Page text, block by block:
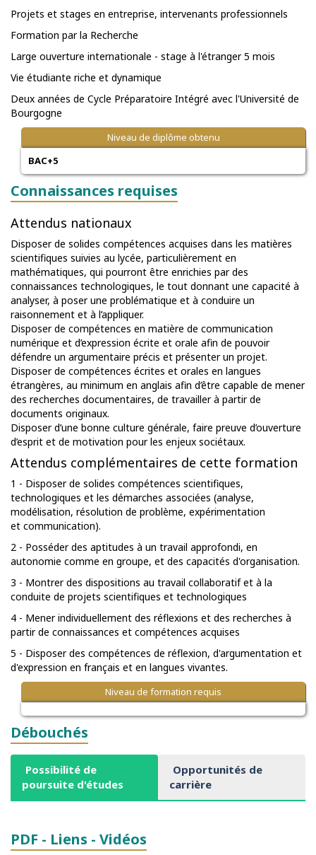
Projets et stages en entreprise, intervenants professionnels
Formation par la Recherche
Large ouverture internationale - stage à l'étranger 5 mois
Vie étudiante riche et dynamique
Deux années de Cycle Préparatoire Intégré avec l'Université de
Bourgogne
Niveau de diplôme obtenu
BAC+5
Connaissances requises
Attendus nationaux
Disposer de solides compétences acquises dans les matières
scientifiques suivies au lycée, particulièrement en
mathématiques, qui pourront être enrichies par des
connaissances technologiques, le tout donnant une capacité à
analyser, à poser une problématique et à conduire un
raisonnement et à l’appliquer.
Disposer de compétences en matière de communication
numérique et d’expression écrite et orale afin de pouvoir
défendre un argumentaire précis et présenter un projet.
Disposer de compétences écrites et orales en langues
étrangères, au minimum en anglais afin d’être capable de mener
des recherches documentaires, de travailler à partir de
documents originaux.
Disposer d’une bonne culture générale, faire preuve d’ouverture
d’esprit et de motivation pour les enjeux sociétaux.
Attendus complémentaires de cette formation
1 - Disposer de solides compétences scientifiques,
technologiques et les démarches associées (analyse,
modélisation, résolution de problème, expérimentation
et communication).
2 - Posséder des aptitudes à un travail approfondi, en
autonomie comme en groupe, et des capacités d'organisation.
3 - Montrer des dispositions au travail collaboratif et à la
conduite de projets scientifiques et technologiques
4 - Mener individuellement des réflexions et des recherches à
partir de connaissances et compétences acquises
5 - Disposer des compétences de réflexion, d'argumentation et
d'expression en français et en langues vivantes.
Niveau de formation requis
Débouchés
Possibilité de
poursuite d'études
Opportunités de
carrière
PDF - Liens - Vidéos